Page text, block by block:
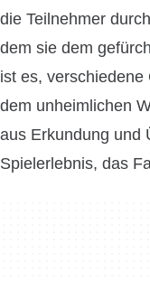
die Teilnehmer
dem sie dem
ist es,
dem unheimlichen
aus Erkundung und
Spielerlebnis, das